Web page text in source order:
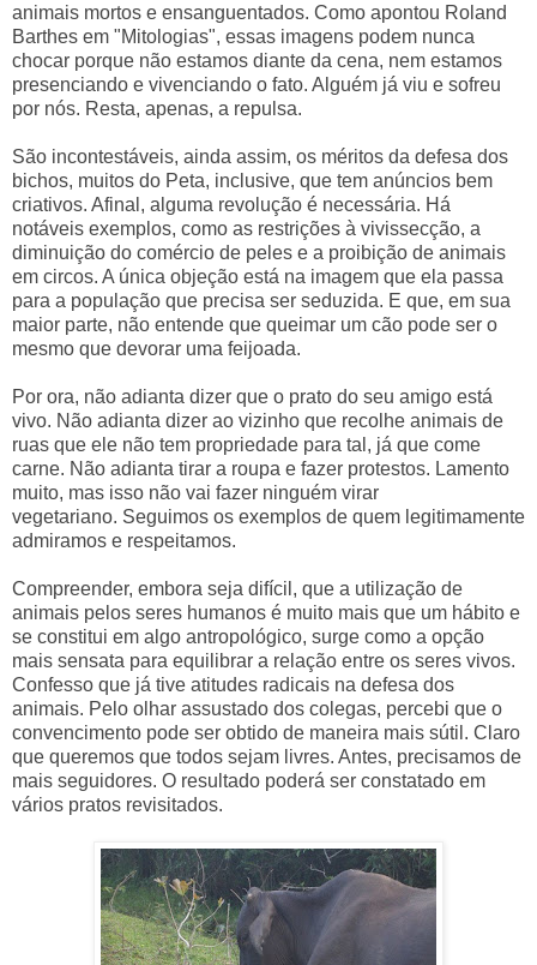
animais mortos e ensanguentados. Como apontou Roland
Barthes em "Mitologias", essas imagens podem nunca
chocar porque não estamos diante da cena, nem estamos
presenciando e vivenciando o fato. Alguém já viu e sofreu
por nós. Resta, apenas, a repulsa.
São incontestáveis, ainda assim, os méritos da defesa dos
bichos, muitos do Peta, inclusive, que tem anúncios bem
criativos. Afinal, alguma revolução é necessária. Há
notáveis exemplos, como as restrições à vivissecção, a
diminuição do comércio de peles e a proibição de animais
em circos. A única objeção está na imagem que ela passa
para a população que precisa ser seduzida. E que, em sua
maior parte, não entende que queimar um cão pode ser o
mesmo que devorar uma feijoada.
Por ora, não adianta dizer que o prato do seu amigo está
vivo. Não adianta dizer ao vizinho que recolhe animais de
ruas que ele não tem propriedade para tal, já que come
carne. Não adianta tirar a roupa e fazer protestos. Lamento
muito, mas isso não vai fazer ninguém virar
vegetariano. Seguimos os exemplos de quem legitimamente
admiramos e respeitamos.
Compreender, embora seja difícil, que a utilização de
animais pelos seres humanos é muito mais que um hábito e
se constitui em algo antropológico, surge como a opção
mais sensata para equilibrar a relação entre os seres vivos.
Confesso que já tive atitudes radicais na defesa dos
animais. Pelo olhar assustado dos colegas, percebi que o
convencimento pode ser obtido de maneira mais sútil. Claro
que queremos que todos sejam livres. Antes, precisamos de
mais seguidores. O resultado poderá ser constatado em
vários pratos revisitados.